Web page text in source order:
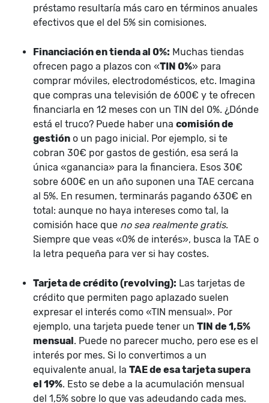
préstamo resultaría más caro en términos anuales
efectivos que el del 5% sin comisiones.
Financiación en tienda al 0%: Muchas tiendas
ofrecen pago a plazos con «TIN 0%» para
comprar móviles, electrodomésticos, etc. Imagina
que compras una televisión de 600€ y te ofrecen
financiarla en 12 meses con un TIN del 0%. ¿Dónde
está el truco? Puede haber una comisión de
gestión o un pago inicial. Por ejemplo, si te
cobran 30€ por gastos de gestión, esa será la
única «ganancia» para la financiera. Esos 30€
sobre 600€ en un año suponen una TAE cercana
al 5%. En resumen, terminarás pagando 630€ en
total: aunque no haya intereses como tal, la
comisión hace que no sea realmente gratis.
Siempre que veas «0% de interés», busca la TAE o
la letra pequeña para ver si hay costes.
Tarjeta de crédito (revolving): Las tarjetas de
crédito que permiten pago aplazado suelen
expresar el interés como «TIN mensual». Por
ejemplo, una tarjeta puede tener un TIN de 1,5%
mensual. Puede no parecer mucho, pero ese es el
interés por mes. Si lo convertimos a un
equivalente anual, la TAE de esa tarjeta supera
el 19%. Esto se debe a la acumulación mensual
del 1,5% sobre lo que vas adeudando cada mes.